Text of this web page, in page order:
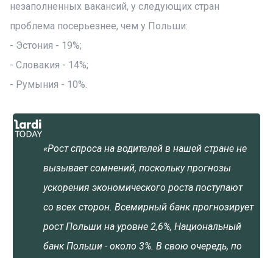
незаполненных вакансий, у следующих стран
проблема посерьезнее, чем у Польши:
- Эстония - 19%;
- Словакия - 14%;
- Румыния - 10%.
«Рост спроса на водителей в нашей стране не
вызывает сомнений, поскольку прогнозы
ускорения экономического роста поступают
со всех сторон. Всемирный банк прогнозирует
рост Польши на уровне 2,6%, Национальный
банк Польши - около 3%. В свою очередь, по